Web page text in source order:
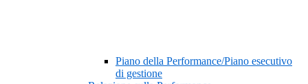
Piano della Performance/Piano esecutivo
di gestione